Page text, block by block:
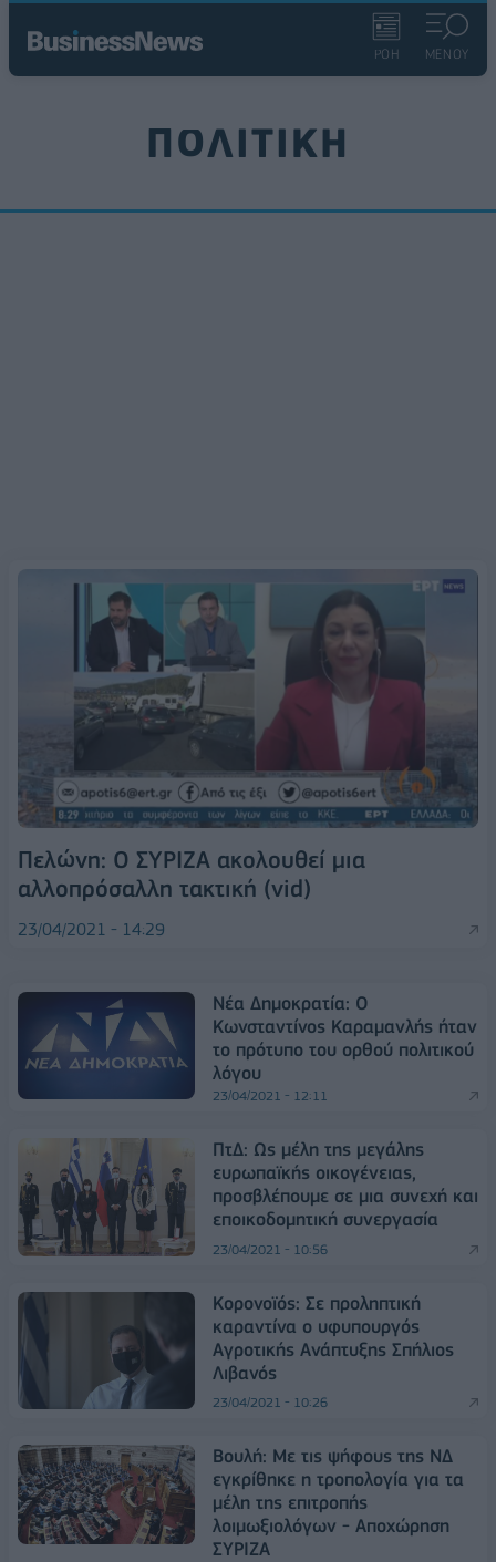
ΡΟΗ ΜΕΝΟΥ
ΠΟΛΙΤΙΚΗ
Πελώνη: Ο ΣΥΡΙΖΑ ακολουθεί μια
αλλοπρόσαλλη τακτική (vid)
23/04/2021 - 14:29
Νέα Δημοκρατία: Ο
Κωνσταντίνος Καραμανλής ήταν
το πρότυπο του ορθού πολιτικού
λόγου
23/04/2021 - 12:11
ΠτΔ: Ως μέλη της μεγάλης
ευρωπαϊκής οικογένειας,
προσβλέπουμε σε μια συνεχή και
εποικοδομητική συνεργασία
23/04/2021 - 10:56
Κορoνοϊός: Σε προληπτική
καραντίνα ο υφυπουργός
Αγροτικής Ανάπτυξης Σπήλιος
Λιβανός
23/04/2021 - 10:26
Βουλή: Με τις ψήφους της ΝΔ
εγκρίθηκε η τροπολογία για τα
μέλη της επιτροπής
λοιμωξιολόγων - Αποχώρηση
ΣΥΡΙΖΑ